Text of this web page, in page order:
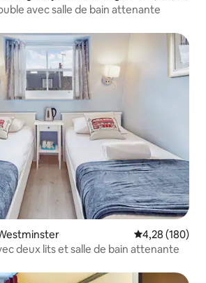
avec salle de bain attenante
Évaluation
4,28 (180)
deux lits et salle de bain attenante